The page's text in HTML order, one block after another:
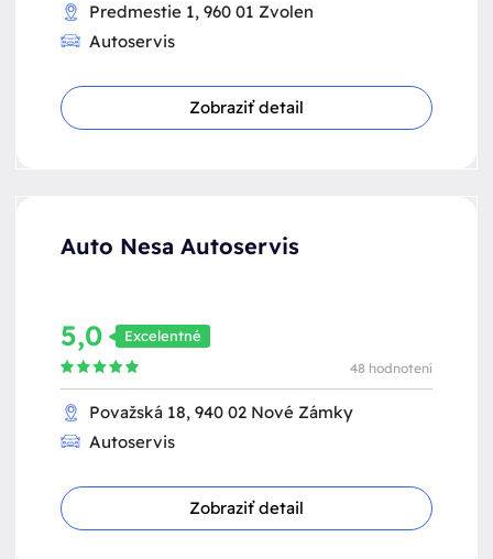
Predmestie 1, 960 01 Zvolen
Autoservis
Zobraziť detail
Auto Nesa Autoservis
5,0 Excelentné
48 hodnotení
Považská 18, 940 02 Nové Zámky
Autoservis
Zobraziť detail